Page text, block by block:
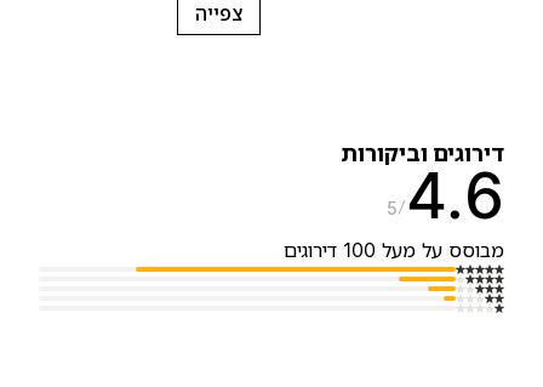
צפייה
וביקורות
5
על מעל 100 דירוגים